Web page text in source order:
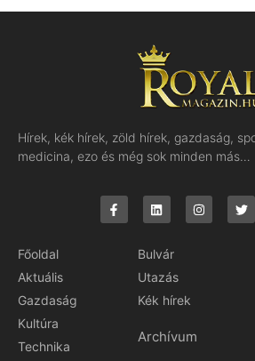
Hírek, kék hírek, zöld hírek, gazdaság,
medicina, ezo és még sok minden más…
Főoldal
Aktuális
Gazdaság
Kultúra
Technika
Bulvár
Utazás
Kék hírek
Archívum